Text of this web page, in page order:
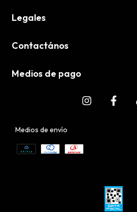
Legales
Contactános
Medios de pago
Medios de envío